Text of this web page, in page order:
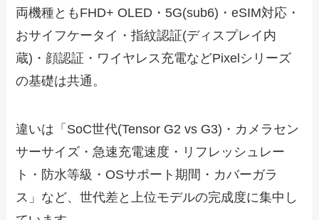
両機種ともFHD+ OLED・5G(sub6)・eSIM対応・
おサイフケータイ・指紋認証(ディスプレイ内
蔵)・顔認証・ワイヤレス充電などPixelシリーズ
の基礎は共通。
違いは「SoC世代(Tensor G2 vs G3)・カメラセン
サーサイズ・急速充電速度・リフレッシュレー
ト・防水等級・OSサポート期間・カバーガラ
ス」など、世代差と上位モデルの完成度に集中し